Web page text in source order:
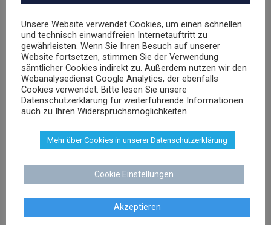
WEITERE FACHGEBIETE
Abmahnung
AGB Recht
Markenrecht
Unsere Website verwendet Cookies, um einen schnellen
und technisch einwandfreien Internetauftritt zu
gewährleisten. Wenn Sie Ihren Besuch auf unserer
Website fortsetzen, stimmen Sie der Verwendung
sämtlicher Cookies indirekt zu. Außerdem nutzen wir den
Webanalysedienst Google Analytics, der ebenfalls
Cookies verwendet. Bitte lesen Sie unsere
Datenschutzerklärung für weiterführende Informationen
auch zu Ihren Widerspruchsmöglichkeiten.
Mehr über Cookies in unserer Datenschutzerklärung
Cookie Einstellungen
Akzeptieren